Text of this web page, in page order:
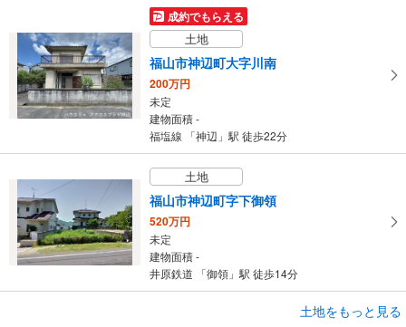
成約でもらえる
土地
福山市神辺町大字川南
200万円
未定
建物面積 -
福塩線 「神辺」駅 徒歩22分
土地
福山市神辺町字下御領
520万円
未定
建物面積 -
井原鉄道 「御領」駅 徒歩14分
土地をもっと見る